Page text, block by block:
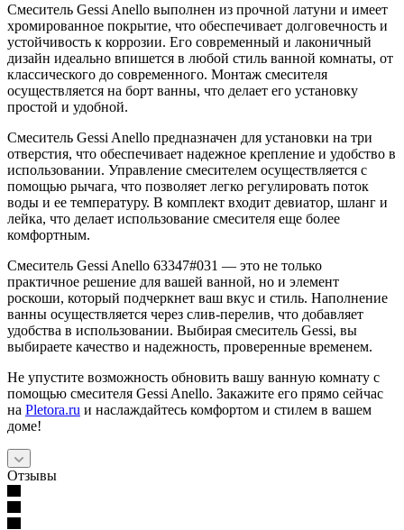
Смеситель Gessi Anello выполнен из прочной латуни и имеет
хромированное покрытие, что обеспечивает долговечность и
устойчивость к коррозии. Его современный и лаконичный
дизайн идеально впишется в любой стиль ванной комнаты, от
классического до современного. Монтаж смесителя
осуществляется на борт ванны, что делает его установку
простой и удобной.
Смеситель Gessi Anello предназначен для установки на три
отверстия, что обеспечивает надежное крепление и удобство в
использовании. Управление смесителем осуществляется с
помощью рычага, что позволяет легко регулировать поток
воды и ее температуру. В комплект входит девиатор, шланг и
лейка, что делает использование смесителя еще более
комфортным.
Смеситель Gessi Anello 63347#031 — это не только
практичное решение для вашей ванной, но и элемент
роскоши, который подчеркнет ваш вкус и стиль. Наполнение
ванны осуществляется через слив-перелив, что добавляет
удобства в использовании. Выбирая смеситель Gessi, вы
выбираете качество и надежность, проверенные временем.
Не упустите возможность обновить вашу ванную комнату с
помощью смесителя Gessi Anello. Закажите его прямо сейчас
на Pletora.ru и наслаждайтесь комфортом и стилем в вашем
доме!
Отзывы